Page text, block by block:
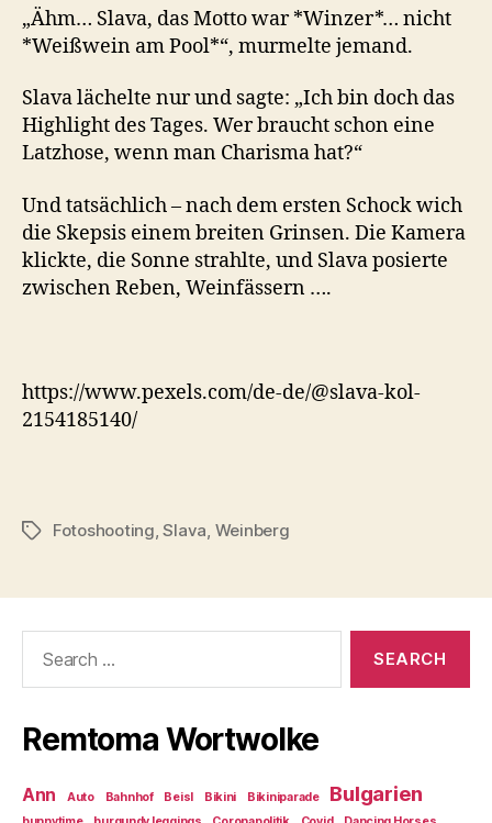
„Ähm… Slava, das Motto war *Winzer*… nicht
*Weißwein am Pool*“, murmelte jemand.
Slava lächelte nur und sagte: „Ich bin doch das
Highlight des Tages. Wer braucht schon eine
Latzhose, wenn man Charisma hat?“
Und tatsächlich – nach dem ersten Schock wich
die Skepsis einem breiten Grinsen. Die Kamera
klickte, die Sonne strahlte, und Slava posierte
zwischen Reben, Weinfässern ….
https://www.pexels.com/de-de/@slava-kol-
2154185140/
TagsFotoshooting,Slava, Weinberg
Remtoma Wortwolke
Ann Auto Bahnhof Beisl Bikini Bikiniparade Bulgarien